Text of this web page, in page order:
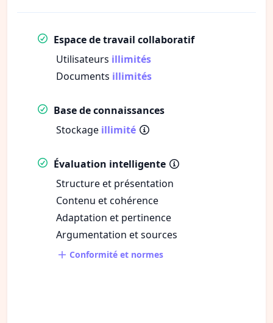
Espace de travail collaboratif
Utilisateurs illimités
Documents illimités
Base de connaissances
Stockage illimité
Évaluation intelligente
Structure et présentation
Contenu et cohérence
Adaptation et pertinence
Argumentation et sources
Conformité et normes